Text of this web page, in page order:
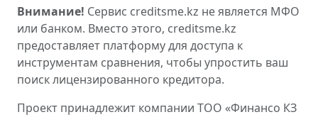
Внимание! Сервис creditsme.kz не является МФО
или банком. Вместо этого, creditsme.kz
предоставляет платформу для доступа к
инструментам сравнения, чтобы упростить ваш
поиск лицензированного кредитора.
Проект принадлежит компании ТОО «Финансо КЗ